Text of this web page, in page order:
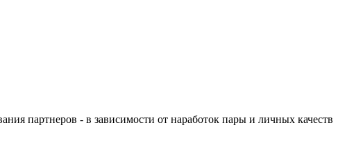
партнеров - в зависимости от наработок пары и личных качеств